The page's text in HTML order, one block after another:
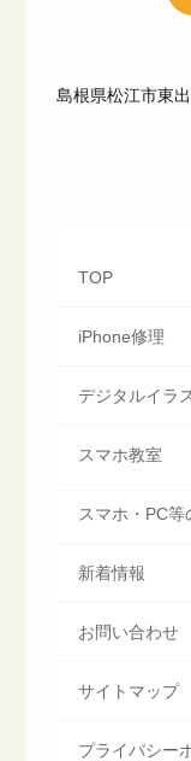
島根県松江市東
TOP
iPhone修理
デジタルイラ
スマホ教室
スマホ・PC等
新着情報
お問い合わせ
サイトマップ
プライバシー